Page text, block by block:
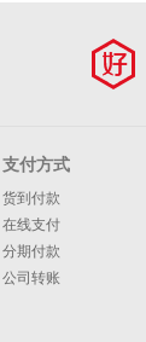
支付方式
货到付款
在线支付
分期付款
公司转账